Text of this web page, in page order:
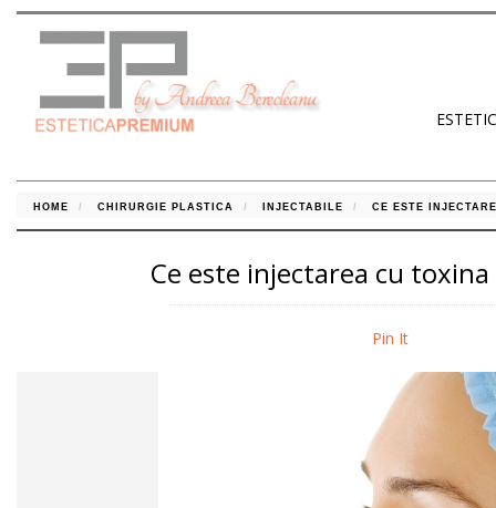
HOME CHIRURGIE PLASTICA INJECTABILE CE ESTE
Ce este injectarea cu
Pin It